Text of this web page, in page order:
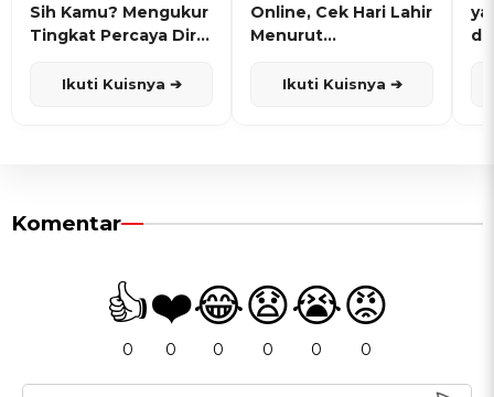
Sih Kamu? Mengukur
Tingkat Percaya Diri
Ikuti Kuisnya ➔
Online, Cek Hari Lahir
Menurut
Ikuti Kuisnya ➔
Komentar
👍
0
❤️
0
😂
0
😧
0
😭
0
😡
0